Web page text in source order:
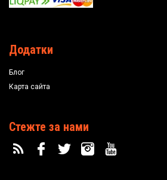
Додатки
Блог
Карта сайта
Стежте за нами